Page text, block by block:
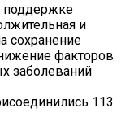
поддержке
и
сохранение
факторов
заболеваний
113